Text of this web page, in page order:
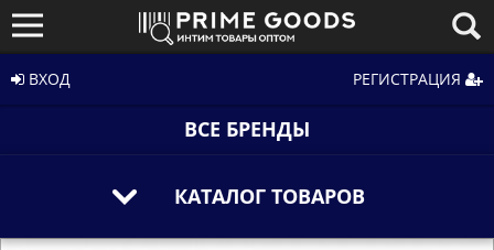
ВХОД РЕГИСТРАЦИЯ
ВСЕ БРЕНДЫ
КАТАЛОГ ТОВАРОВ